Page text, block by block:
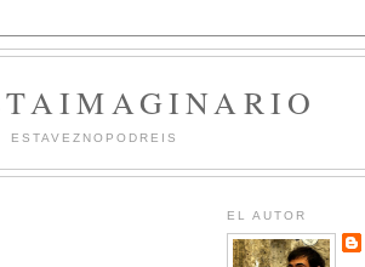
ESTAVEZNOPODREIS
EL AUTOR